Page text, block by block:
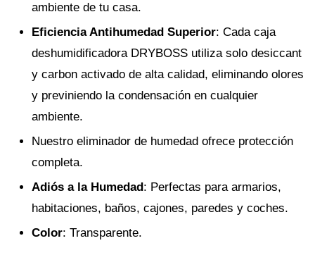
ambiente de tu casa.
Eficiencia Antihumedad Superior: Cada caja
deshumidificadora DRYBOSS utiliza solo desiccant
y carbon activado de alta calidad, eliminando olores
y previniendo la condensación en cualquier
ambiente.
Nuestro eliminador de humedad ofrece protección
completa.
Adiós a la Humedad: Perfectas para armarios,
habitaciones, baños, cajones, paredes y coches.
Color: Transparente.